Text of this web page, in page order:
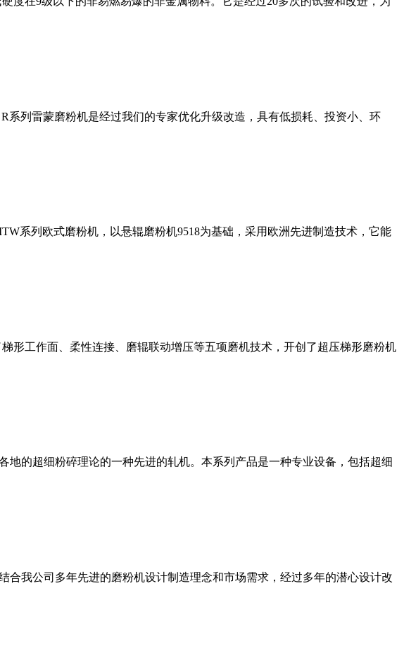
列雷蒙磨粉机是经过我们的专家优化升级改造，具有低损耗、投资小、环
系列欧式磨粉机，以悬辊磨粉机9518为基础，采用欧洲先进制造技术，它能
形工作面、柔性连接、磨辊联动增压等五项磨机技术，开创了超压梯形磨粉机
的超细粉碎理论的一种先进的轧机。本系列产品是一种专业设备，包括超细
我公司多年先进的磨粉机设计制造理念和市场需求，经过多年的潜心设计改